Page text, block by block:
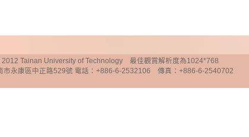
2012 Tainan University of Technology 最佳觀賞解析度為1024*768
市永康區中正路529號 電話：+886-6-2532106 傳真：+886-6-2540702